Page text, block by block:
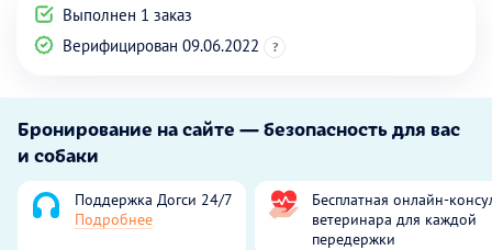
Выполнен 1 заказ
Верифицирован 09.06.2022
?
Бронирование на сайте — безопасность для вас
и собаки
Поддержка Догси 24/7
Подробнее
Бесплатная онлайн-
ветеринара для каждой
передержки